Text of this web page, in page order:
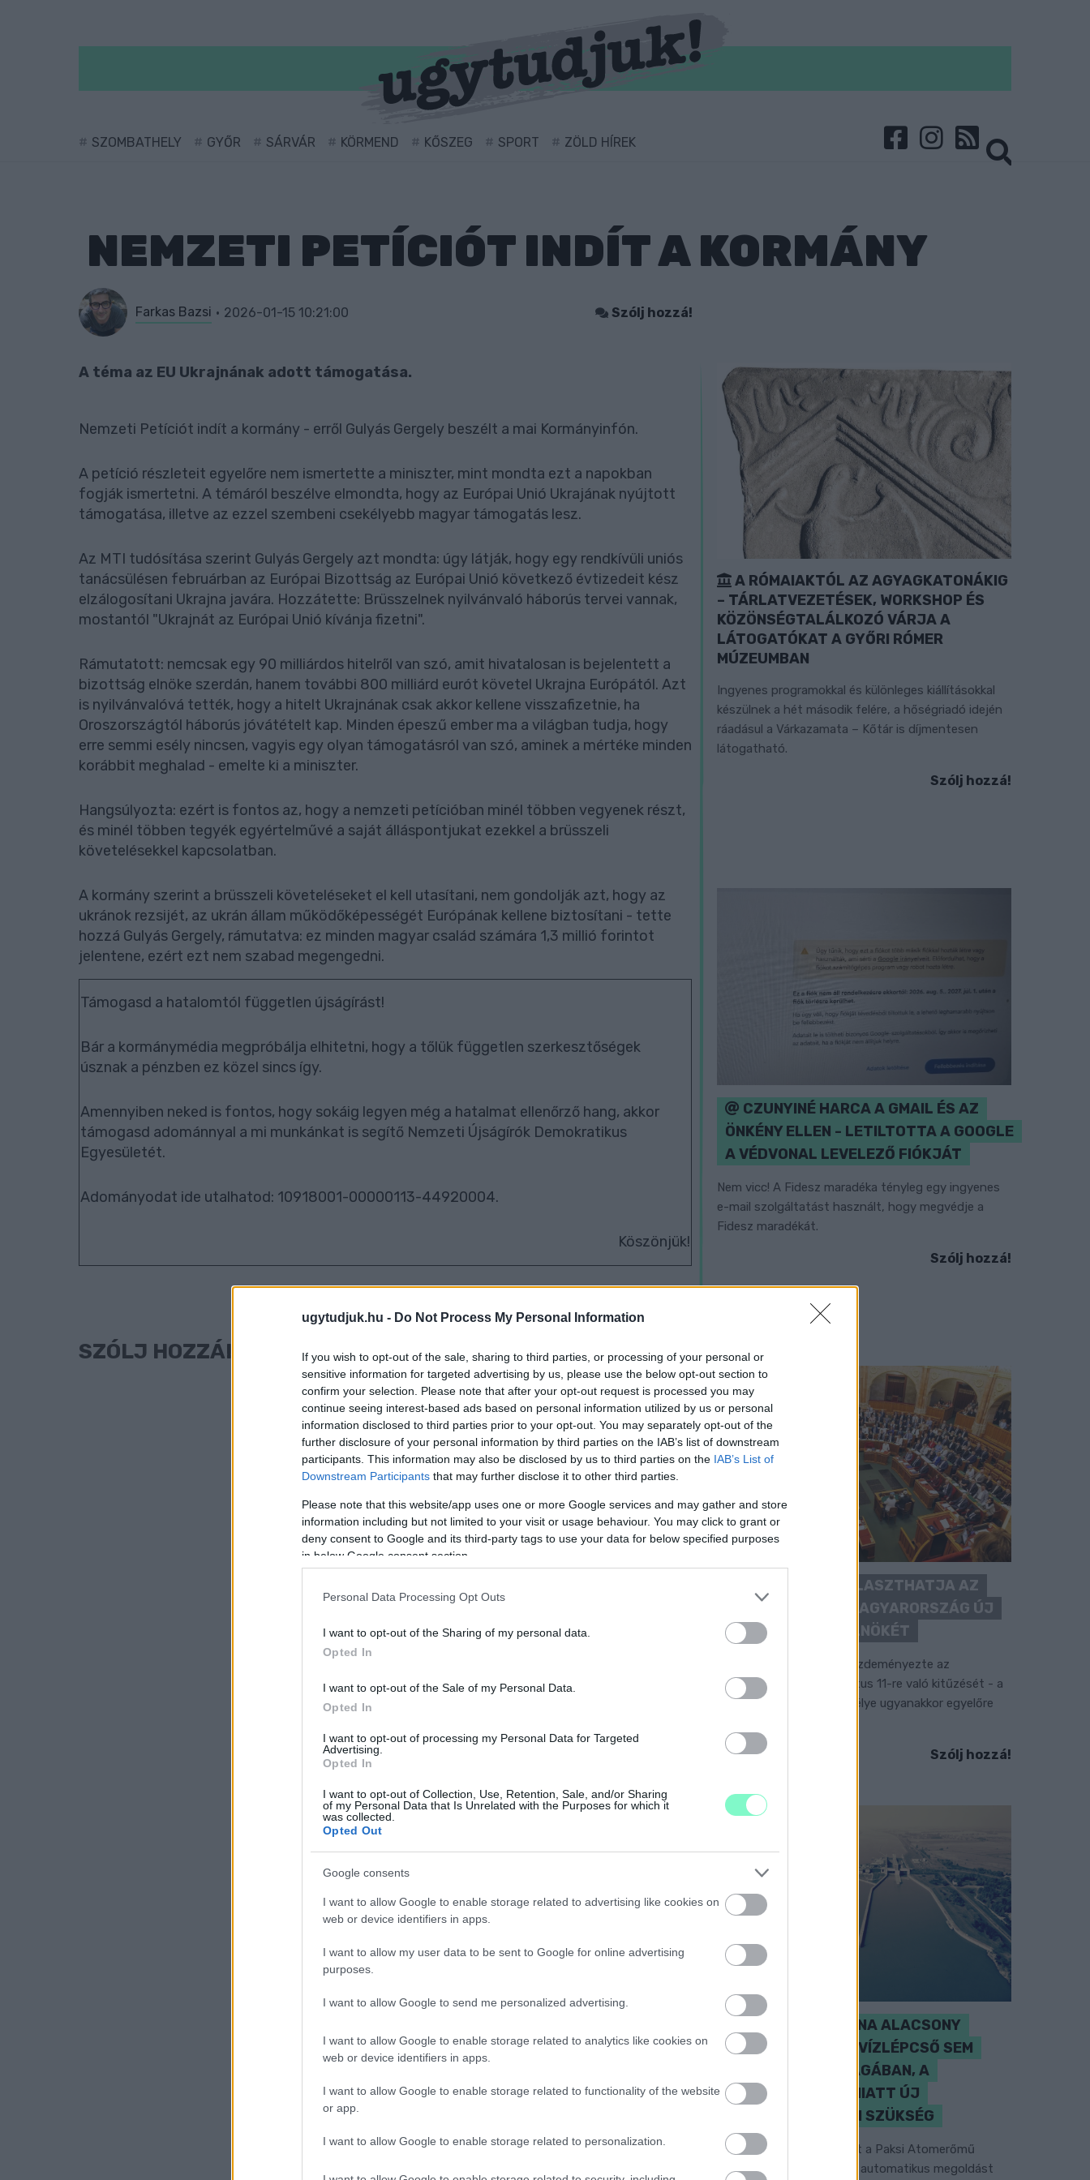
ugytudjuk.hu - Do Not Process My Personal Information
If you wish to opt-out of the sale, sharing to third parties, or processing of your personal or
sensitive information for targeted advertising by us, please use the below opt-out section to
confirm your selection. Please note that after your opt-out request is processed you may
continue seeing interest-based ads based on personal information utilized by us or personal
information disclosed to third parties prior to your opt-out. You may separately opt-out of the
further disclosure of your personal information by third parties on the IAB’s list of downstream
participants. This information may also be disclosed by us to third parties on the IAB’s List of
Downstream Participants that may further disclose it to other third parties.
Please note that this website/app uses one or more Google services and may gather and store
information including but not limited to your visit or usage behaviour. You may click to grant or
deny consent to Google and its third-party tags to use your data for below specified purposes
in below Google consent section.
Personal Data Processing Opt Outs
I want to opt-out of the Sharing of my personal data.
Opted In
I want to opt-out of the Sale of my Personal Data.
Opted In
I want to opt-out of processing my Personal Data for Targeted
Advertising.
Opted In
I want to opt-out of Collection, Use, Retention, Sale, and/or Sharing
of my Personal Data that Is Unrelated with the Purposes for which it
was collected.
Opted Out
Google consents
I want to allow Google to enable storage related to advertising like cookies on
web or device identifiers in apps.
I want to allow my user data to be sent to Google for online advertising
purposes.
I want to allow Google to send me personalized advertising.
I want to allow Google to enable storage related to analytics like cookies on
web or device identifiers in apps.
I want to allow Google to enable storage related to functionality of the website
or app.
I want to allow Google to enable storage related to personalization.
SZOMBATHELY GYŐR SÁRVÁR KÖRMEND KŐSZEG SPORT ZÖLD HÍREK
NEMZETI PETÍCIÓT INDÍT A KORMÁNY
Farkas Bazsi 2026-01-15 10:21:00 Szólj hozzá!
A téma az EU Ukrajnának adott támogatása.
Nemzeti Petíciót indít a kormány - erről Gulyás Gergely beszélt a mai Kormányinfón.
A petíció részleteit egyelőre nem ismertette a miniszter, mint mondta ezt a napokban
fogják ismertetni. A témáról beszélve elmondta, hogy az Európai Unió Ukrajának nyújtott
támogatása, illetve az ezzel szembeni csekélyebb magyar támogatás lesz.
Az MTI tudósítása szerint Gulyás Gergely azt mondta: úgy látják, hogy egy rendkívüli uniós
tanácsülésen februárban az Európai Bizottság az Európai Unió következő évtizedeit kész
elzálogosítani Ukrajna javára. Hozzátette: Brüsszelnek nyilvánvaló háborús tervei vannak,
mostantól "Ukrajnát az Európai Unió kívánja fizetni".
Rámutatott: nemcsak egy 90 milliárdos hitelről van szó, amit hivatalosan is bejelentett a
bizottság elnöke szerdán, hanem további 800 milliárd eurót követel Ukrajna Európától. Azt
is nyilvánvalóvá tették, hogy a hitelt Ukrajnának csak akkor kellene visszafizetnie, ha
Oroszországtól háborús jóvátételt kap. Minden épeszű ember ma a világban tudja, hogy
erre semmi esély nincsen, vagyis egy olyan támogatásról van szó, aminek a mértéke minden
korábbit meghalad - emelte ki a miniszter.
Hangsúlyozta: ezért is fontos az, hogy a nemzeti petícióban minél többen vegyenek részt,
és minél többen tegyék egyértelművé a saját álláspontjukat ezekkel a brüsszeli
követelésekkel kapcsolatban.
A kormány szerint a brüsszeli követeléseket el kell utasítani, nem gondolják azt, hogy az
ukránok rezsijét, az ukrán állam működőképességét Európának kellene biztosítani - tette
hozzá Gulyás Gergely, rámutatva: ez minden magyar család számára 1,3 millió forintot
jelentene, ezért ezt nem szabad megengedni.
Támogasd a hatalomtól független újságírást!
Bár a kormánymédia megpróbálja elhitetni, hogy a tőlük független szerkesztőségek
úsznak a pénzben ez közel sincs így.
Amennyiben neked is fontos, hogy sokáig legyen még a hatalmat ellenőrző hang, akkor
támogasd adománnyal a mi munkánkat is segítő Nemzeti Újságírók Demokratikus
Egyesületét.
Adományodat ide utalhatod: 10918001-00000113-44920004.
Köszönjük!
SZÓLJ HOZZÁ!
A RÓMAIAKTÓL AZ AGYAGKATONÁKIG
– TÁRLATVEZETÉSEK, WORKSHOP ÉS
KÖZÖNSÉGTALÁLKOZÓ VÁRJA A
LÁTOGATÓKAT A GYŐRI RÓMER
MÚZEUMBAN
Ingyenes programokkal és különleges kiállításokkal
készülnek a hét második felére, a hőségriadó idején
ráadásul a Várkazamata – Kőtár is díjmentesen
látogatható.
Szólj hozzá!
CZUNYINÉ HARCA A GMAIL ÉS AZ
ÖNKÉNY ELLEN - LETILTOTTA A GOOGLE
A VÉDVONAL LEVELEZŐ FIÓKJÁT
Nem vicc! A Fidesz maradéka tényleg egy ingyenes
e-mail szolgáltatást használt, hogy megvédje a
Fidesz maradékát.
Szólj hozzá!
KEDDEN MEGVÁLASZTHATJA AZ
ORSZÁGGYŰLÉS MAGYARORSZÁG ÚJ
KÖZTÁRSASÁGI ELNÖKÉT
A TISZA Párt frakciója kezdeményezte az
államfőválasztás augusztus 11-re való kitűzését - a
kormánypárti jelölt személye ugyanakkor egyelőre
Szólj hozzá!
SZAKÉRTŐ A DUNA ALACSONY
VÍZÁLLÁSÁRÓL: A VÍZLÉPCSŐ SEM
CSODASZER ÖNMAGÁBAN, A
KLÍMAVÁLTOZÁS MIATT ÚJ
SZEMLÉLETRE VAN SZÜKSÉG
A BME vízmérnöke szerint a Paksi Atomerőmű
helyzetére sem jelentene automatikus megoldást